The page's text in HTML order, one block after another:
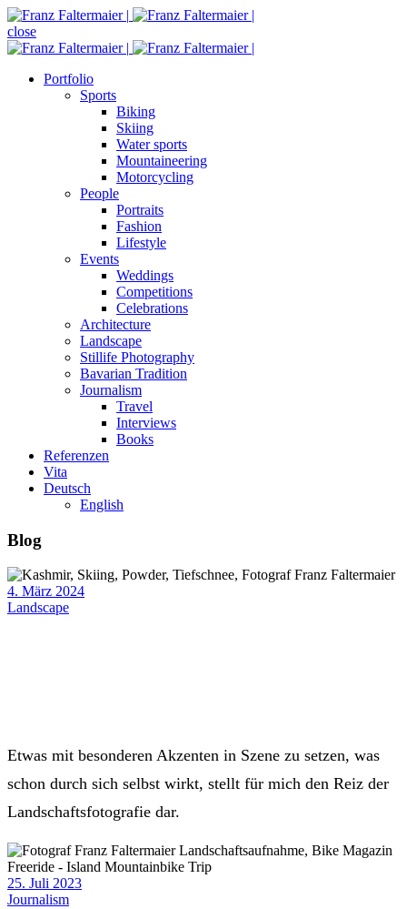
close
Portfolio
Sports
Biking
Skiing
Water sports
Mountaineering
Motorcycling
People
Portraits
Fashion
Lifestyle
Events
Weddings
Competitions
Celebrations
Architecture
Landscape
Stillife Photography
Bavarian Tradition
Journalism
Travel
Interviews
Books
Referenzen
Vita
Deutsch
English
Blog
4. März 2024
Landscape
Etwas mit besonderen Akzenten in Szene zu setzen, was
schon durch sich selbst wirkt, stellt für mich den Reiz der
Landschaftsfotografie dar.
25. Juli 2023
Journalism